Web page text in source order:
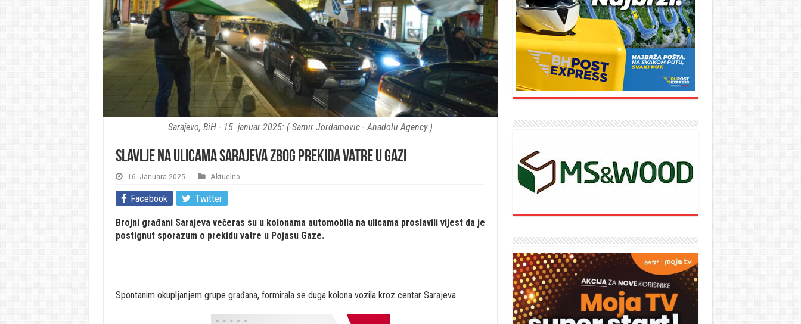
Sarajevo, BiH - 15. januar 2025: ( Samır Jordamovıc - Anadolu Agency )
Slavlje na ulicama Sarajeva zbog prekida vatre u Gazi
16. Januara 2025. Aktuelno
Facebook Twitter
Brojni građani Sarajeva večeras su u kolonama automobila na ulicama proslavili vijest da je
postignut sporazum o prekidu vatre u Pojasu Gaze.
Spontanim okupljanjem grupe građana, formirala se duga kolona vozila kroz centar Sarajeva.